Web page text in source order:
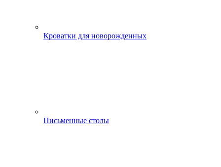
Кроватки для новорожденных
Письменные столы